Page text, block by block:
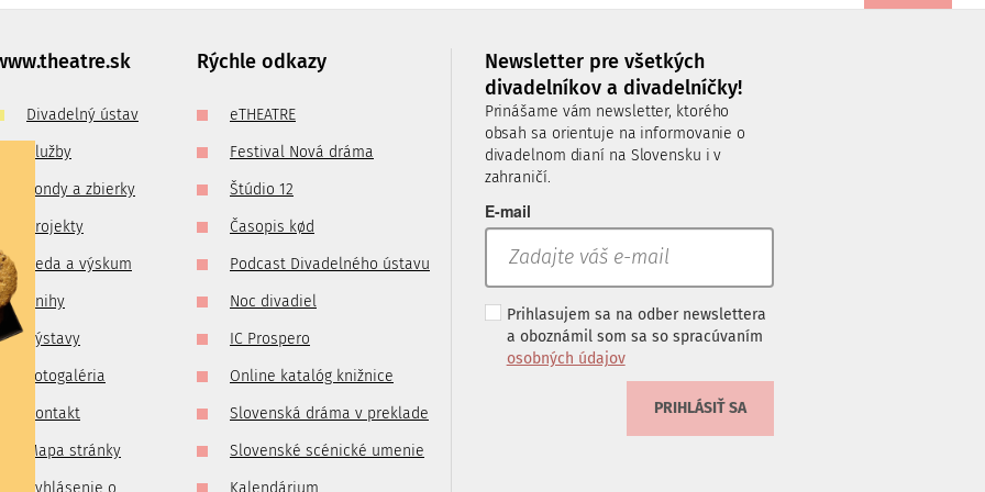
na:
Divadelný ústav
Služby
Fondy a zbierky
Projekty
Veda a výskum
Knihy
Výstavy
Fotogaléria
Kontakt
Mapa stránky
Vyhlásenie o
Rýchle odkazy
eTHEATRE
Festival Nová dráma
Štúdio 12
Časopis kød
Podcast Divadelného ústavu
Noc divadiel
IC Prospero
Online katalóg knižnice
Slovenská dráma v preklade
Slovenské scénické umenie
Kalendárium
Newsletter pre všetkých
divadelníkov a divadelníčky!
Prinášame vám newsletter, ktorého
obsah sa orientuje na informovanie o
divadelnom dianí na Slovensku i v
zahraničí.
E-mail
Prihlasujem sa na odber newslettera
a oboznámil som sa so spracúvaním
osobných údajov
PRIHLÁSIŤ SA